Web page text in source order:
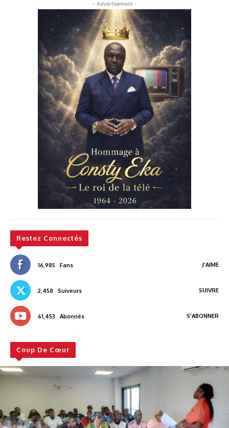
- Advertisement -
Restez Connectés
16,985 Fans J'AIME
2,458 Suiveurs SUIVRE
61,453 Abonnés S'ABONNER
Coup De Cœur